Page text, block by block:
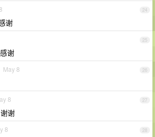
24
谢
25
谢
26
May 8
27
8
谢
28
8